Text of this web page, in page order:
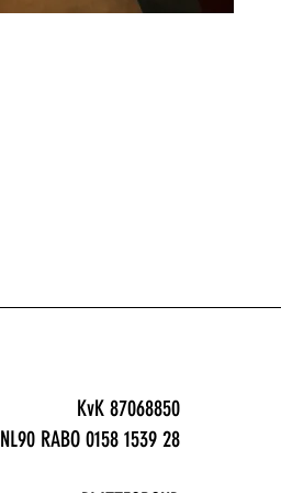
KvK 87068850
NL90 RABO 0158 1539 28